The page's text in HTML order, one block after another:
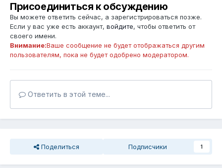
Присоединиться к обсуждению
Вы можете ответить сейчас, а зарегистрироваться позже.
Если у вас уже есть аккаунт, войдите, чтобы ответить от
своего имени.
Внимание:Ваше сообщение не будет отображаться другим
пользователям, пока не будет одобрено модератором.
Ответить в этой теме...
Поделиться Подписчики 1